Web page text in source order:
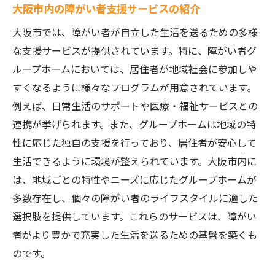
安全対策と緊急時の対応
居住者の声を反映した運営
プライバシーと安心の両立が可能なワンルーム
型ホーム
防音対策と個人スペースの確保
安心できるセキュリティシステム
居住者間のトラブル防止策
プライバシー配慮のための設計
心理的安全を支えるサポート体制
訪問者対応や見守りシステムの特徴
利用者の声から学ぶ理想的な障がい者グループ
ホームの条件
大阪市内の障がい者支援サービスの紹介
大阪市では、障がい者が自立した生活を送るための多様
な支援サービスが提供されています。特に、障がい者グ
ループホームにおいては、居住者が地域社会に参加しや
すくなるように様々なプログラムが用意されています。
例えば、日常生活のサポートや医療・福祉サービスとの
連携が挙げられます。また、グループホームは地域の特
性に応じた独自の支援を行っており、居住者が安心して
生活できるように環境が整えられています。大阪市内に
は、地域ごとの特性やニーズに応じたグループホームが
多数存在し、個々の障がい者のライフスタイルに適した
選択肢を提供しています。これらのサービスは、障がい
者がより豊かで充実した生活を送るための基盤を築くも
のです。